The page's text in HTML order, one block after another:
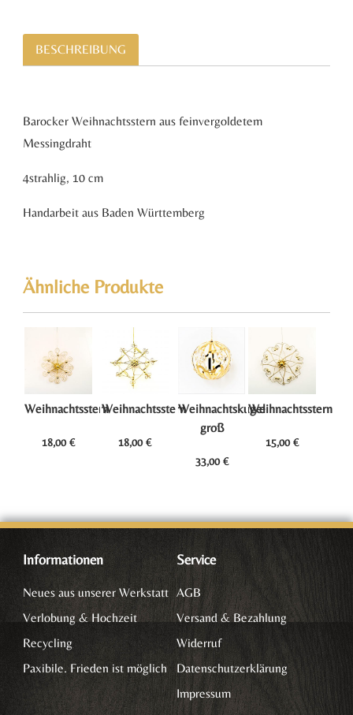
BESCHREIBUNG
Barocker Weihnachtsstern aus feinvergoldetem
Messingdraht
4strahlig, 10 cm
Handarbeit aus Baden Württemberg
Ähnliche Produkte
Weihnachtsstern
18,00€
Weihnachtsstern
18,00€
Weihnachtskugel
groß
33,00€
Weihnachtsstern
15,00€
Informationen
Neues aus unserer Werkstatt
Verlobung & Hochzeit
Recycling
Paxibile. Frieden ist möglich
Service
AGB
Versand & Bezahlung
Widerruf
Datenschutzerklärung
Impressum